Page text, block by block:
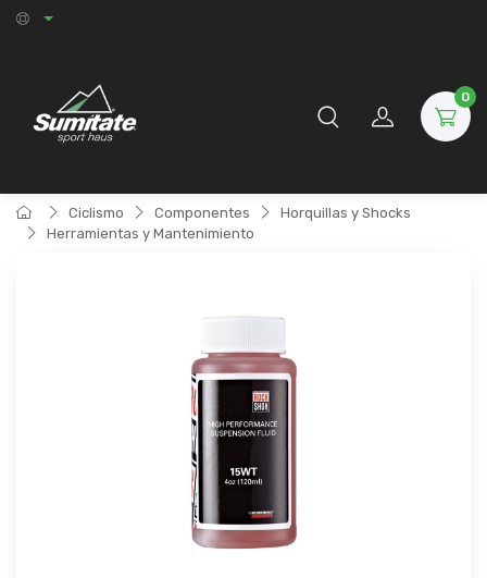
0
Ciclismo Componentes
Horquillas y Shocks
Herramientas y Mantenimiento